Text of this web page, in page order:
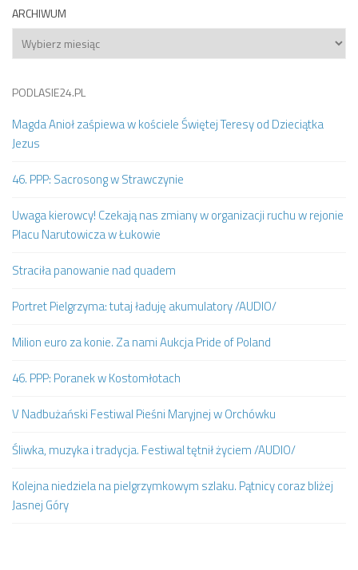
ARCHIWUM
Archiwum
PODLASIE24.PL
Magda Anioł zaśpiewa w kościele Świętej Teresy od Dzieciątka
Jezus
46. PPP: Sacrosong w Strawczynie
Uwaga kierowcy! Czekają nas zmiany w organizacji ruchu w rejonie
Placu Narutowicza w Łukowie
Straciła panowanie nad quadem
Portret Pielgrzyma: tutaj ładuję akumulatory /AUDIO/
Milion euro za konie. Za nami Aukcja Pride of Poland
46. PPP: Poranek w Kostomłotach
V Nadbużański Festiwal Pieśni Maryjnej w Orchówku
Śliwka, muzyka i tradycja. Festiwal tętnił życiem /AUDIO/
Kolejna niedziela na pielgrzymkowym szlaku. Pątnicy coraz bliżej
Jasnej Góry